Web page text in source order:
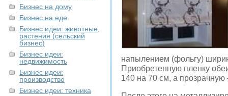
Бизнес на дому
Бизнес на еде
Бизнес идеи: животные,
растения (сельский
бизнес)
Бизнес идеи:
недвижимость
Бизнес идеи:
производство
Бизнес идеи: техника
напылением (фольгу)
Приобретенную пленку
140 на 70 см, а прозрачную